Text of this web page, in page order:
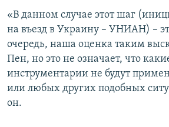
«В данном случае этот шаг
на въезд в Украину – УНИАН) –
очередь, наша оценка таким
Пен, но это не означает, что
инструментарии не будут
или любых других подобных
он.